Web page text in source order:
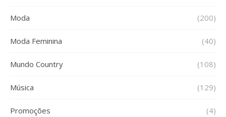
Moda (200)
Moda Feminina (40)
Mundo Country (108)
Música (129)
Promoções (4)